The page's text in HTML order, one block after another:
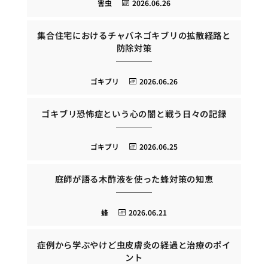
2026.06.26
害虫
集合住宅におけるチャバネゴキブリの拡散経路と
防除対策
2026.06.26
ゴキブリ
ゴキブリ恐怖症という心の闇と戦う日々の記録
2026.06.25
ゴキブリ
庭師が語る木酢液を使った蜂対策の知恵
2026.06.21
蜂
症例から学ぶやけど虫皮膚炎の経過と治療のポイ
ント